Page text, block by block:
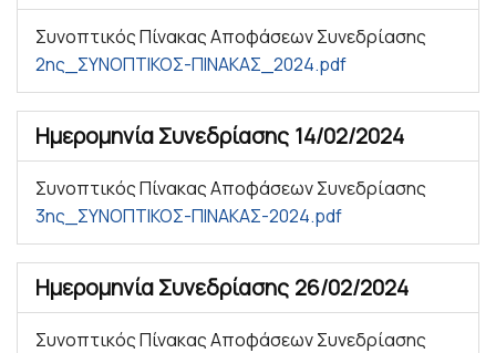
Συνοπτικός Πίνακας Αποφάσεων Συνεδρίασης
2ης_ΣΥΝΟΠΤΙΚΟΣ-ΠΙΝΑΚΑΣ_2024.pdf
Ημερομηνία Συνεδρίασης 14/02/2024
Συνοπτικός Πίνακας Αποφάσεων Συνεδρίασης
3ης_ΣΥΝΟΠΤΙΚΟΣ-ΠΙΝΑΚΑΣ-2024.pdf
Ημερομηνία Συνεδρίασης 26/02/2024
Συνοπτικός Πίνακας Αποφάσεων Συνεδρίασης